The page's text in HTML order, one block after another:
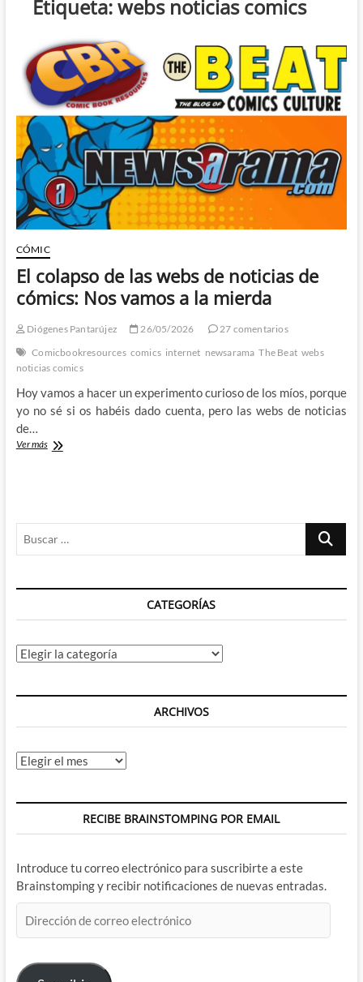
Etiqueta:webs noticias comics
CÓMIC
El colapso de las webs de noticias de
cómics: Nos vamos a la mierda
Diógenes Pantarújez 26/05/2026
27 comentarios
Comicbookresources comics internet newsarama The Beat webs
noticias comics
Hoy vamos a hacer un experimento curioso de los míos, porque
yo no sé si os habéis dado cuenta, pero las webs de noticias
de…
Ver másEl
de
vamos
la
Buscar
CATEGORÍAS
Categorías
ARCHIVOS
Archivos
RECIBE BRAINSTOMPING POR EMAIL
Introduce tu correo electrónico para suscribirte a este
Brainstomping y recibir notificaciones de nuevas entradas.
de
electrónico